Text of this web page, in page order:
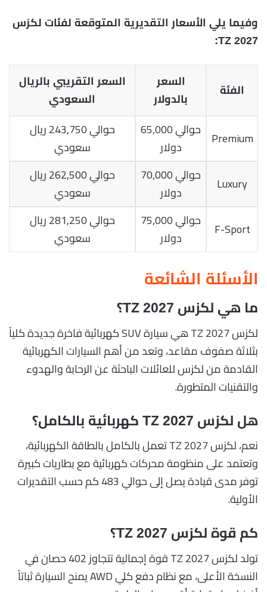
وفيما يلي الأسعار التقديرية المتوقعة لفئات لكزس
TZ 2027:
الفئة
السعر
بالدولار
السعر التقريبي بالريال
السعودي
Premium
حوالي 65,000
دولار
حوالي 243,750 ريال
سعودي
Luxury
حوالي 70,000
دولار
حوالي 262,500 ريال
سعودي
F-Sport
حوالي 75,000
دولار
حوالي 281,250 ريال
سعودي
الأسئلة الشائعة
ما هي لكزس TZ 2027؟
لكزس TZ 2027 هي سيارة SUV كهربائية فاخرة جديدة كلياً
بثلاثة صفوف مقاعد، وتعد من أهم السيارات الكهربائية
القادمة من لكزس للعائلات الباحثة عن الرحابة والهدوء
والتقنيات المتطورة.
هل لكزس TZ 2027 كهربائية بالكامل؟
نعم، لكزس TZ 2027 تعمل بالكامل بالطاقة الكهربائية،
وتعتمد على منظومة محركات كهربائية مع بطاريات كبيرة
توفر مدى قيادة يصل إلى حوالي 483 كم حسب التقديرات
الأولية.
كم قوة لكزس TZ 2027؟
تولد لكزس TZ 2027 قوة إجمالية تتجاوز 402 حصان في
النسخة الأعلى، مع نظام دفع كلي AWD يمنح السيارة ثباتاً